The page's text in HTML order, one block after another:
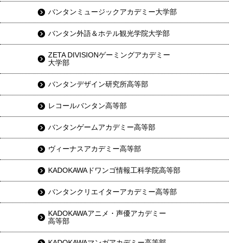
バンタンミュージックアカデミー大学部
バンタン外語＆ホテル観光学院大学部
ZETA DIVISIONゲーミングアカデミー
大学部
バンタンデザイン研究所高等部
レコールバンタン高等部
バンタンゲームアカデミー高等部
ヴィーナスアカデミー高等部
KADOKAWAドワンゴ情報工科学院高等部
バンタンクリエイターアカデミー高等部
KADOKAWAアニメ・声優アカデミー
高等部